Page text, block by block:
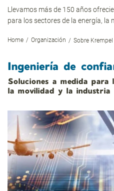
Llevamos más de 150 años
para los sectores de la energía, la
Home Organización Sobre Krempel
Ingeniería de
Soluciones a medida
la movilidad y la industria